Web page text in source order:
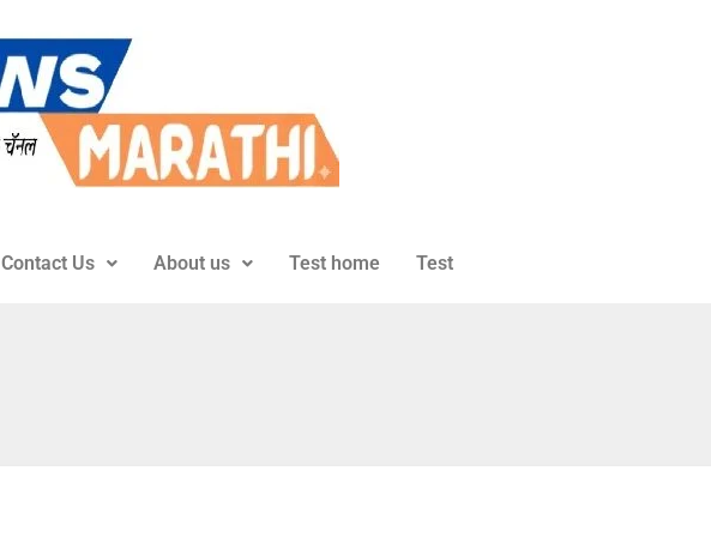
Contact Us About us Test home Test